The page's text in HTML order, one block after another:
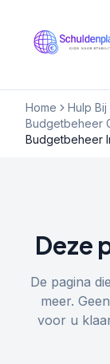
Home
Hulp
Budgetbeheer
Budgetbeheer
Deze
De pagina
meer.
voor u